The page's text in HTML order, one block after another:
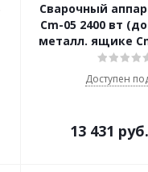
Сварочный
Cm-05 2400 вт
металл. ящике
Доступен
13 431 руб.